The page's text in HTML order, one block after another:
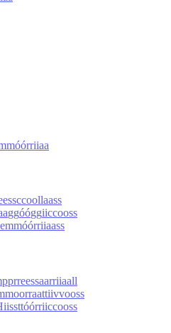
móórriiaa
essccoollaass
aggóóggiiccooss
emmóórriiaass
pprreessaarriiaall
moorraattiivvooss
iissttóórriiccooss